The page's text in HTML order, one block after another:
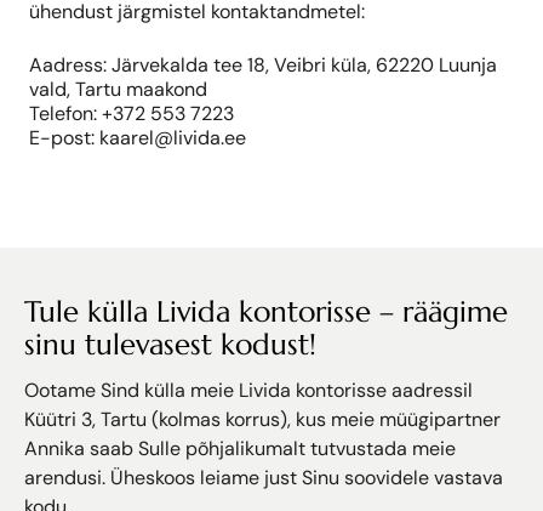
ühendust järgmistel kontaktandmetel:
Aadress: Järvekalda tee 18, Veibri küla, 62220 Luunja
vald, Tartu maakond
Telefon: +372 553 7223
E-post: kaarel@livida.ee
Tule külla Livida kontorisse – räägime
sinu tulevasest kodust!
Ootame Sind külla meie Livida kontorisse aadressil
Küütri 3, Tartu (kolmas korrus), kus meie müügipartner
Annika saab Sulle põhjalikumalt tutvustada meie
arendusi. Üheskoos leiame just Sinu soovidele vastava